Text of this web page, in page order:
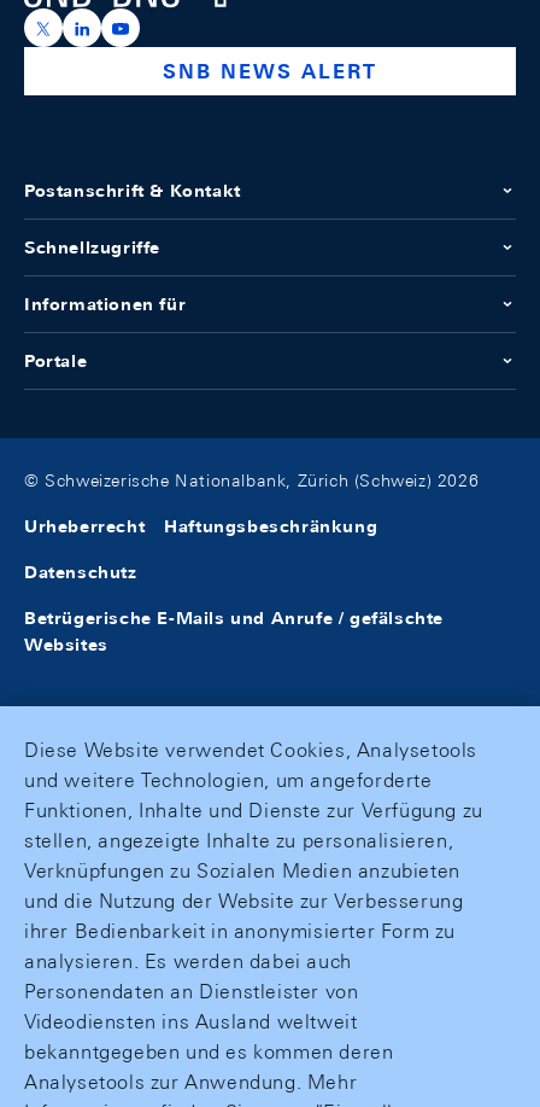
https://x.com/snb_bns
https://ch.linkedin.com/company/swiss-national-
https://www.youtube.com/@swissnationalbank
SNB NEWS ALERT
Postanschrift & Kontakt
Schnellzugriffe
Informationen für
Portale
© Schweizerische Nationalbank, Zürich (Schweiz) 2026
Urheberrecht Haftungsbeschränkung
Datenschutz
Betrügerische E-Mails und Anrufe / gefälschte
Websites
Diese Website verwendet Cookies, Analysetools
und weitere Technologien, um angeforderte
Funktionen, Inhalte und Dienste zur Verfügung zu
stellen, angezeigte Inhalte zu personalisieren,
Verknüpfungen zu Sozialen Medien anzubieten
und die Nutzung der Website zur Verbesserung
ihrer Bedienbarkeit in anonymisierter Form zu
analysieren. Es werden dabei auch
Personendaten an Dienstleister von
Videodiensten ins Ausland weltweit
bekanntgegeben und es kommen deren
Analysetools zur Anwendung. Mehr